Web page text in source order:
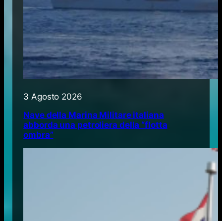
3 Agosto 2026
Nave della Marina Militare italiana
abborda una petroliera della “flotta
ombra”